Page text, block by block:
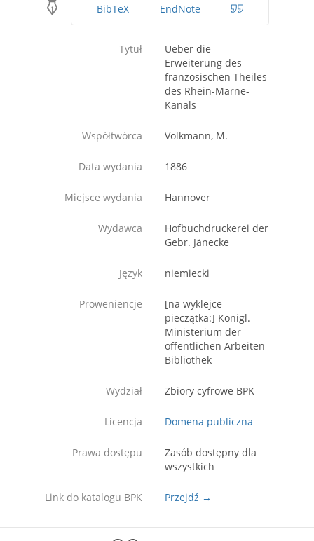
BibTeX EndNote
Tytuł
Ueber die
Erweiterung des
französischen Theiles
des Rhein-Marne-
Kanals
Współtwórca Volkmann, M.
Data wydania 1886
Miejsce wydania Hannover
Wydawca
Hofbuchdruckerei der
Gebr. Jänecke
Język niemiecki
Proweniencje
[na wyklejce
pieczątka:] Königl.
Ministerium der
öffentlichen Arbeiten
Bibliothek
Wydział Zbiory cyfrowe BPK
Licencja Domena publiczna
Prawa dostępu
Zasób dostępny dla
wszystkich
Link do katalogu BPK Przejdź →